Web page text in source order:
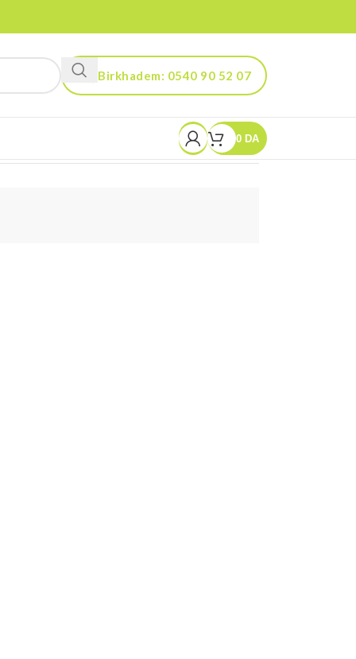
Birkhadem: 0540 90 52 07
Kouba: 0560 90 52 03
0 DA